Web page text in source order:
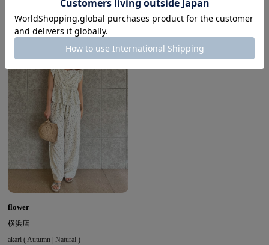
flower
横浜店
akari ( Autumn | Natural )